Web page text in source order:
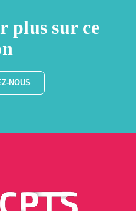
plus sur ce
NOUS